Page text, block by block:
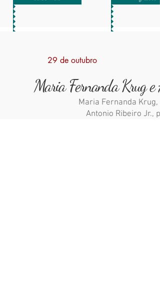
29 de outubro
Maria Fernanda Krug e
Maria Fernanda Krug,
Antonio Ribeiro Jr.,